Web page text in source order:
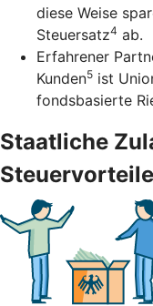
diese Weise
Steuersatz4 ab.
Erfahrener
Kunden5 ist
fondsbasierte
Staatliche
Steuervorteile